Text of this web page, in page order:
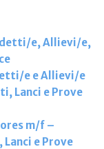
e, Allievi/e,
e e Allievi/e
Lanci e Prove
m/f –
e Prove